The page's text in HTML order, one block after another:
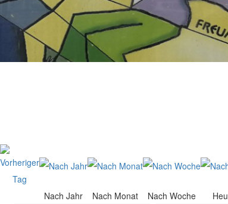
Nach Jahr Nach Monat Nach Woche